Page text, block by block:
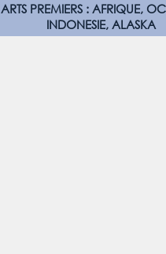
ARTS PREMIERS : AFRIQUE,
INDONESIE, ALASKA